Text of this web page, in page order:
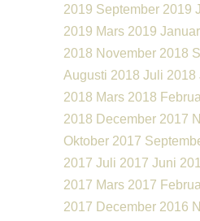
2019 September 2019
2019 Mars 2019
2018 November 2018
Augusti 2018 Juli 2018
2018 Mars 2018
2018 December 2017
Oktober 2017
2017 Juli 2017 Juni
2017 Mars 2017
2017 December 2016